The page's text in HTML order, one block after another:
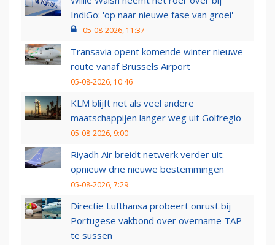
IndiGo: 'op naar nieuwe fase van groei'
05-08-2026, 11:37
Transavia opent komende winter nieuwe
route vanaf Brussels Airport
05-08-2026, 10:46
KLM blijft net als veel andere
maatschappijen langer weg uit Golfregio
05-08-2026, 9:00
Riyadh Air breidt netwerk verder uit:
opnieuw drie nieuwe bestemmingen
05-08-2026, 7:29
Directie Lufthansa probeert onrust bij
Portugese vakbond over overname TAP
te sussen